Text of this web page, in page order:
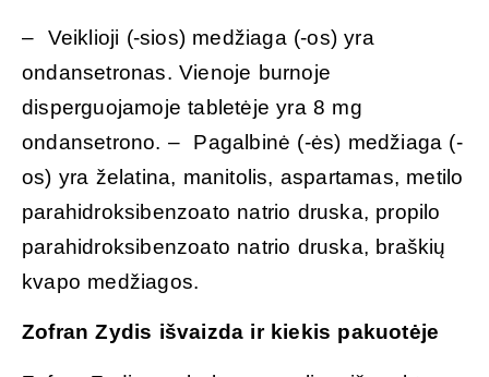
– Veiklioji (-sios) medžiaga (-os) yra
ondansetronas. Vienoje burnoje
disperguojamoje tabletėje yra 8 mg
ondansetrono. – Pagalbinė (-ės) medžiaga (-
os) yra želatina, manitolis, aspartamas, metilo
parahidroksibenzoato natrio druska, propilo
parahidroksibenzoato natrio druska, braškių
kvapo medžiagos.
Zofran Zydis išvaizda ir kiekis pakuotėje